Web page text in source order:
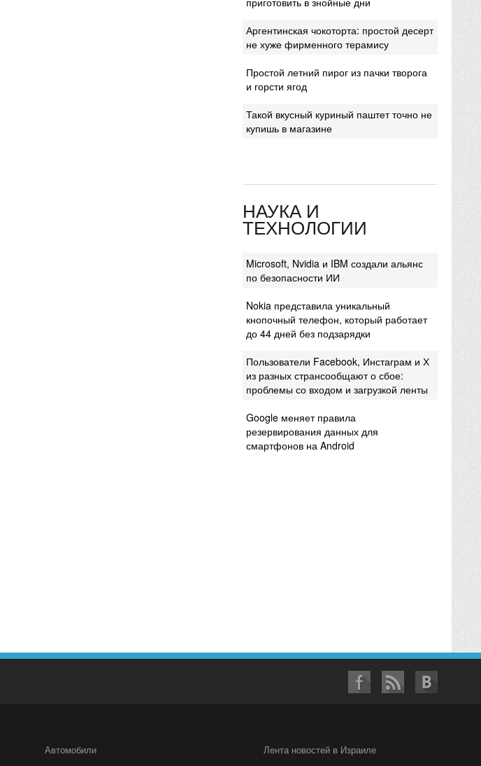
Аргентинская чокоторта: простой десерт
не хуже фирменного терамису
Простой летний пирог из пачки творога
и горсти ягод
Такой вкусный куриный паштет точно не
купишь в магазине
НАУКА И
ТЕХНОЛОГИИ
Microsoft, Nvidia и IBM создали альянс
по безопасности ИИ
Nokia представила уникальный
кнопочный телефон, который работает
до 44 дней без подзарядки
Пользователи Facebook, Инстаграм и Х
из разных странсообщают о сбое:
проблемы со входом и загрузкой ленты
Google меняет правила
резервирования данных для
смартфонов на Android
Автомобили
Лента новостей в Израиле